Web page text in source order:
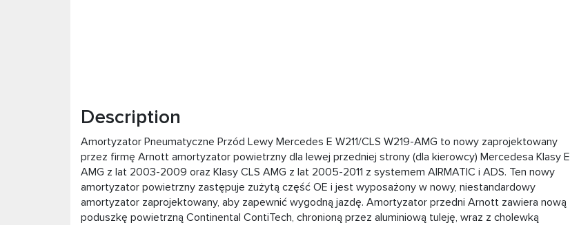
Description
Amortyzator Pneumatyczne Przód Lewy Mercedes E W211/CLS W219-AMG to nowy zaprojektowany
przez firmę Arnott amortyzator powietrzny dla lewej przedniej strony (dla kierowcy) Mercedesa Klasy E
AMG z lat 2003-2009 oraz Klasy CLS AMG z lat 2005-2011 z systemem AIRMATIC i ADS. Ten nowy
amortyzator powietrzny zastępuje zużytą część OE i jest wyposażony w nowy, niestandardowy
amortyzator zaprojektowany, aby zapewnić wygodną jazdę. Amortyzator przedni Arnott zawiera nową
poduszkę powietrzną Continental ContiTech, chronioną przez aluminiową tuleję, wraz z cholewką